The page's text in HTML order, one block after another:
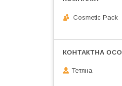
Cosmetic Pack
Тетяна